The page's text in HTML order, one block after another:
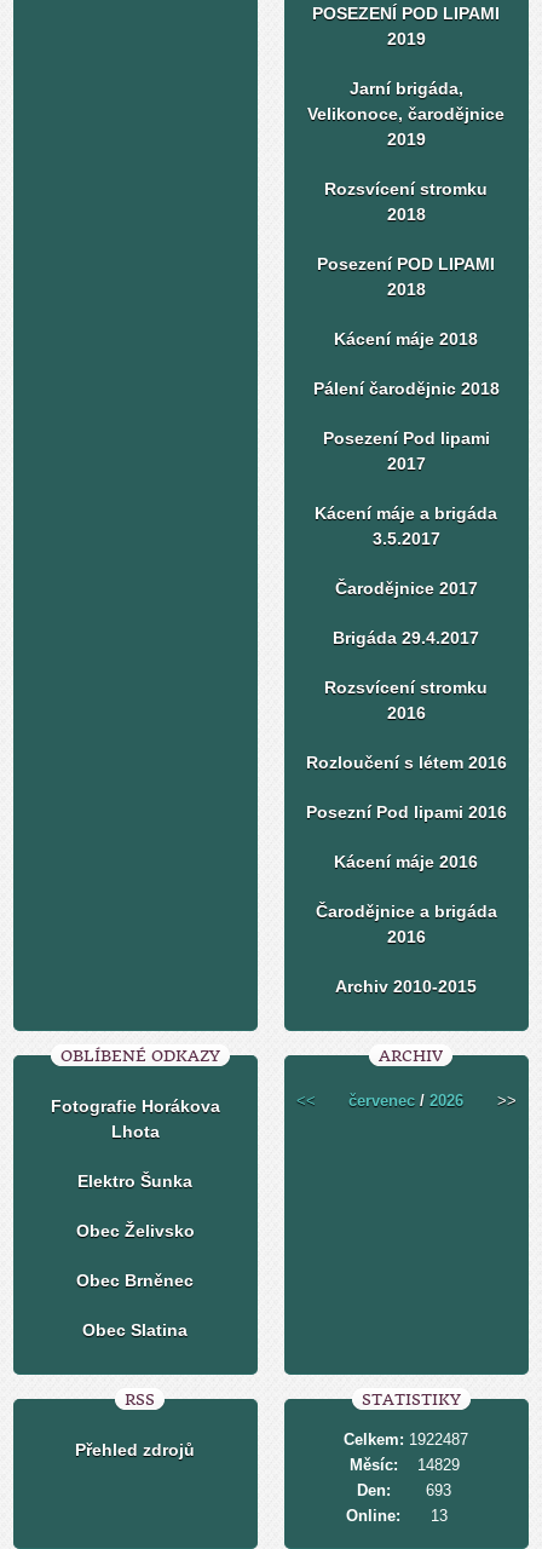
POSEZENÍ POD LIPAMI
2019
Jarní brigáda,
Velikonoce, čarodějnice
2019
Rozsvícení stromku
2018
Posezení POD LIPAMI
2018
Kácení máje 2018
Pálení čarodějnic 2018
Posezení Pod lipami
2017
Kácení máje a brigáda
3.5.2017
Čarodějnice 2017
Brigáda 29.4.2017
Rozsvícení stromku
2016
Rozloučení s létem 2016
Posezní Pod lipami 2016
Kácení máje 2016
Čarodějnice a brigáda
2016
Archiv 2010-2015
OBLÍBENÉ ODKAZY
Fotografie Horákova
Lhota
Elektro Šunka
Obec Želivsko
Obec Brněnec
Obec Slatina
ARCHIV
<< červenec /2026 >>
RSS
Přehled zdrojů
STATISTIKY
Online: 13
Celkem: 1922487
Měsíc:
14829
Den:
693